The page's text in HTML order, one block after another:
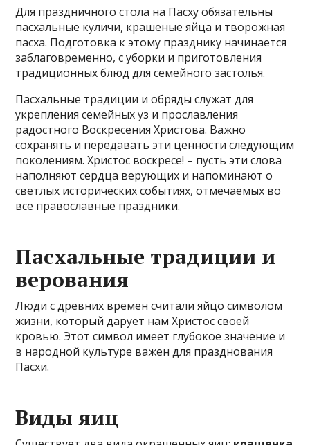
Для праздничного стола на Пасху обязательны
пасхальные куличи, крашеные яйца и творожная
пасха. Подготовка к этому празднику начинается
заблаговременно, с уборки и приготовления
традиционных блюд для семейного застолья.
Пасхальные традиции и обряды служат для
укрепления семейных уз и прославления
радостного Воскресения Христова. Важно
сохранять и передавать эти ценности следующим
поколениям. Христос воскресе! – пусть эти слова
наполняют сердца верующих и напоминают о
светлых исторических событиях, отмечаемых во
все православные праздники.
Пасхальные традиции и
верования
Люди с древних времен считали яйцо символом
жизни, который дарует нам Христос своей
кровью. Этот символ имеет глубокое значение и
в народной культуре важен для празднования
Пасхи.
Виды яиц